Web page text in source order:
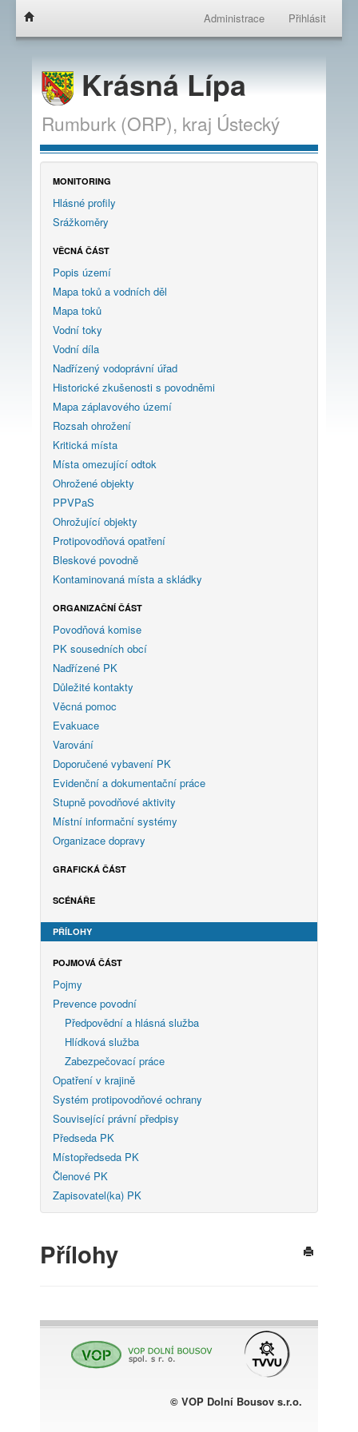
Administrace Přihlásit
Krásná Lípa
Rumburk (ORP), kraj Ústecký
MONITORING
Hlásné profily
Srážkoměry
VĚCNÁ ČÁST
Popis území
Mapa toků a vodních děl
Mapa toků
Vodní toky
Vodní díla
Nadřízený vodoprávní úřad
Historické zkušenosti s povodněmi
Mapa záplavového území
Rozsah ohrožení
Kritická místa
Místa omezující odtok
Ohrožené objekty
PPVPaS
Ohrožující objekty
Protipovodňová opatření
Bleskové povodně
Kontaminovaná místa a skládky
ORGANIZAČNÍ ČÁST
Povodňová komise
PK sousedních obcí
Nadřízené PK
Důležité kontakty
Věcná pomoc
Evakuace
Varování
Doporučené vybavení PK
Evidenční a dokumentační práce
Stupně povodňové aktivity
Místní informační systémy
Organizace dopravy
GRAFICKÁ ČÁST
SCÉNÁŘE
PŘÍLOHY
POJMOVÁ ČÁST
Pojmy
Prevence povodní
Předpovědní a hlásná služba
Hlídková služba
Zabezpečovací práce
Opatření v krajině
Systém protipovodňové ochrany
Související právní předpisy
Předseda PK
Místopředseda PK
Členové PK
Zapisovatel(ka) PK
Přílohy
© VOP Dolní Bousov s.r.o.